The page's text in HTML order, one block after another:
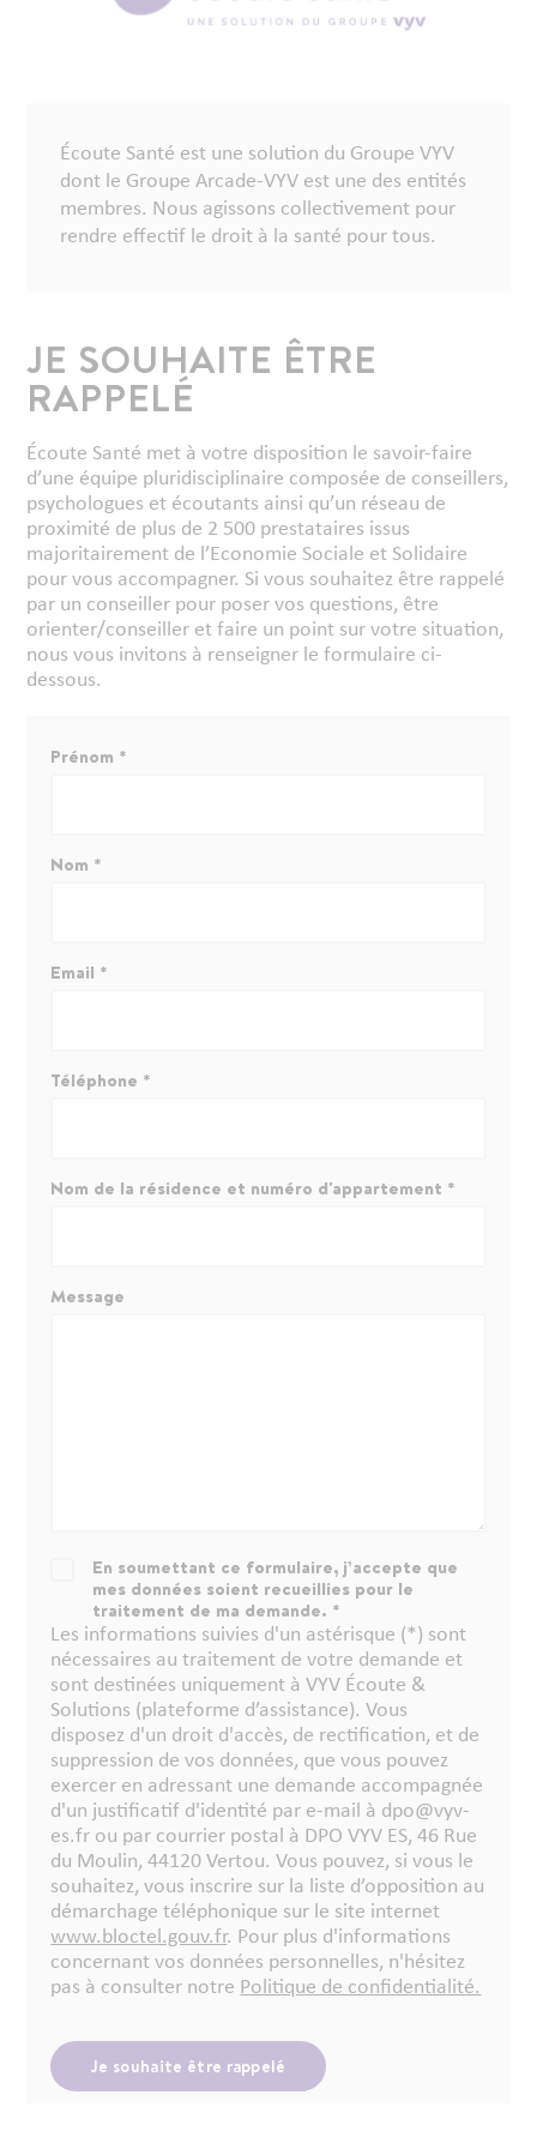
Écoute Santé est une solution du Groupe VYV
dont le Groupe Arcade-VYV est une des entités
membres. Nous agissons collectivement pour
rendre effectif le droit à la santé pour tous.
JE SOUHAITE ÊTRE
RAPPELÉ
Écoute Santé met à votre disposition le savoir-faire
d’une équipe pluridisciplinaire composée de conseillers,
psychologues et écoutants ainsi qu’un réseau de
proximité de plus de 2 500 prestataires issus
majoritairement de l’Economie Sociale et Solidaire
pour vous accompagner. Si vous souhaitez être rappelé
par un conseiller pour poser vos questions, être
orienter/conseiller et faire un point sur votre situation,
nous vous invitons à renseigner le formulaire ci-
dessous.
Prénom *
Nom *
Email *
Téléphone *
Nom de la résidence et numéro d'appartement *
Message
En soumettant ce formulaire, j’accepte que
mes données soient recueillies pour le
traitement de ma demande. *
Les informations suivies d'un astérisque (*) sont
nécessaires au traitement de votre demande et
sont destinées uniquement à VYV Écoute &
Solutions (plateforme d’assistance). Vous
disposez d'un droit d'accès, de rectification, et de
suppression de vos données, que vous pouvez
exercer en adressant une demande accompagnée
d'un justificatif d'identité par e-mail à dpo@vyv-
es.fr ou par courrier postal à DPO VYV ES, 46 Rue
du Moulin, 44120 Vertou. Vous pouvez, si vous le
souhaitez, vous inscrire sur la liste d’opposition au
démarchage téléphonique sur le site internet
www.bloctel.gouv.fr. Pour plus d'informations
concernant vos données personnelles, n'hésitez
pas à consulter notre Politique de confidentialité.
Je souhaite être rappelé